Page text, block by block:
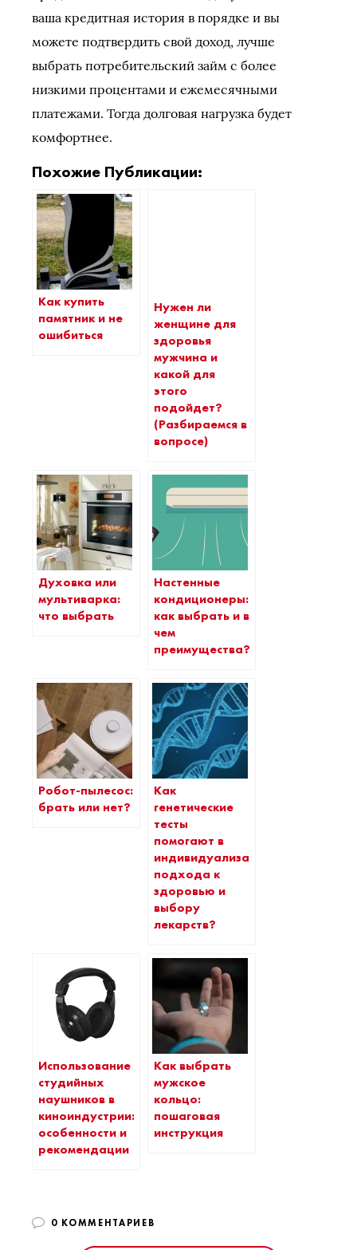
ваша кредитная история в порядке и вы
можете подтвердить свой доход, лучше
выбрать потребительский займ с более
низкими процентами и ежемесячными
платежами. Тогда долговая нагрузка будет
комфортнее.
Похожие Публикации:
Как купить
памятник и не
ошибиться
Нужен ли
женщине для
здоровья
мужчина и
какой для
этого
подойдет?
(Разбираемся в
вопросе)
Духовка или
мультиварка:
что выбрать
Настенные
кондиционеры:
как выбрать и в
чем
преимущества?
Робот-пылесос:
брать или нет?
Как
генетические
тесты
помогают в
индивидуализации
подхода к
здоровью и
выбору
лекарств?
Использование
студийных
наушников в
киноиндустрии:
особенности и
рекомендации
Как выбрать
мужское
кольцо:
пошаговая
инструкция
0 КОММЕНТАРИЕВ